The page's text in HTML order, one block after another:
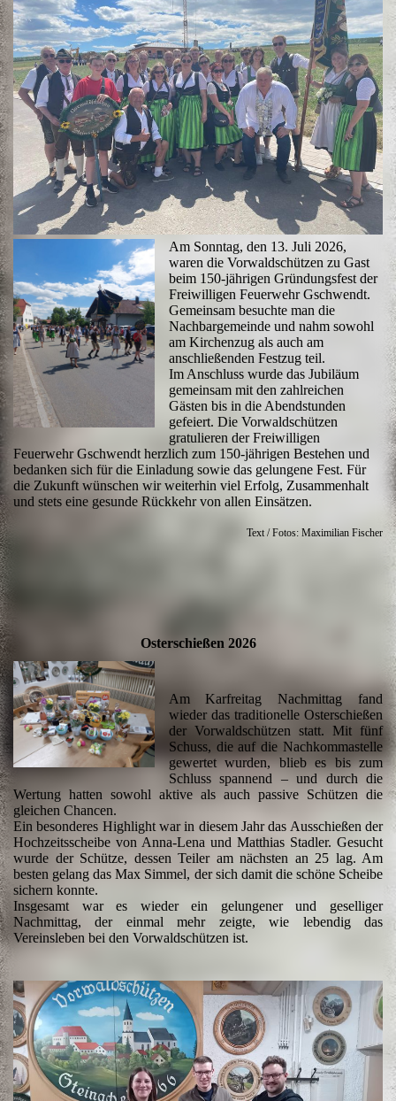
Am Sonntag, den 13. Juli 2026,
waren die Vorwaldschützen zu Gast
beim 150-jährigen Gründungsfest der
Freiwilligen Feuerwehr Gschwendt.
Gemeinsam besuchte man die
Nachbargemeinde und nahm sowohl
am Kirchenzug als auch am
anschließenden Festzug teil.
Im Anschluss wurde das Jubiläum
gemeinsam mit den zahlreichen
Gästen bis in die Abendstunden
gefeiert. Die Vorwaldschützen
gratulieren der Freiwilligen
Feuerwehr Gschwendt herzlich zum 150-jährigen Bestehen und
bedanken sich für die Einladung sowie das gelungene Fest. Für
die Zukunft wünschen wir weiterhin viel Erfolg, Zusammenhalt
und stets eine gesunde Rückkehr von allen Einsätzen.
Text / Fotos: Maximilian Fischer
Osterschießen 2026
Am Karfreitag Nachmittag fand
wieder das traditionelle Osterschießen
der Vorwaldschützen statt. Mit fünf
Schuss, die auf die Nachkommastelle
gewertet wurden, blieb es bis zum
Schluss spannend – und durch die
Wertung hatten sowohl aktive als auch passive Schützen die
gleichen Chancen.
Ein besonderes Highlight war in diesem Jahr das Ausschießen der
Hochzeitsscheibe von Anna-Lena und Matthias Stadler. Gesucht
wurde der Schütze, dessen Teiler am nächsten an 25 lag. Am
besten gelang das Max Simmel, der sich damit die schöne Scheibe
sichern konnte.
Insgesamt war es wieder ein gelungener und geselliger
Nachmittag, der einmal mehr zeigte, wie lebendig das
Vereinsleben bei den Vorwaldschützen ist.